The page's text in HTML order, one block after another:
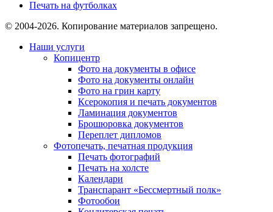
Печать на футболках
© 2004-2026. Копирование материалов запрещено.
Наши услуги
Копицентр
Фото на документы в офисе
Фото на документы онлайн
Фото на грин карту
Ксерокопия и печать документов
Ламинация документов
Брошюровка документов
Переплет дипломов
Фотопечать, печатная продукция
Печать фотографий
Печать на холсте
Календари
Транспарант «Бессмертный полк»
Фотообои